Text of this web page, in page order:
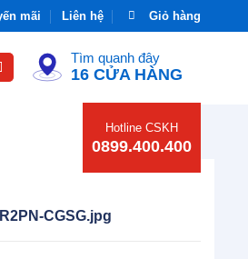
mãi Liên hệ Giỏ hàng
Tìm quanh đây
16 CỬA HÀNG
Hotline CSKH
0899.400.400
CGSG.jpg